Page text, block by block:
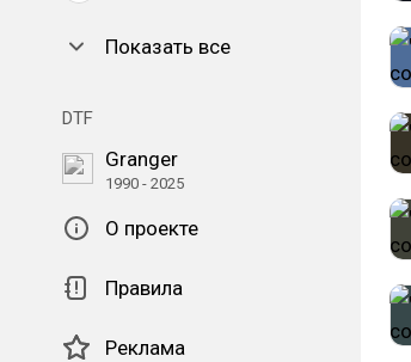
Показать все
DTF
Granger
1990 - 2025
О проекте
Правила
Реклама